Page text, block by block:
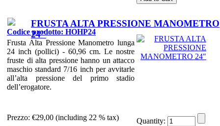
FRUSTA ALTA PRESSIONE MANOMETRO
24"
Codice prodotto: HOHP24
Frusta Alta Pressione Manometro lunga
24 inch (pollici) - 60,96 cm. Le nostre
fruste di alta pressione hanno un attacco
maschio standard 7/16 inch per avvitarle
all’alta pressione del primo stadio
dell’erogatore.
Prezzo: €29,00 (including 22 % tax) Quantity: